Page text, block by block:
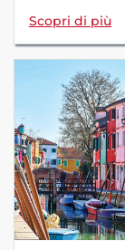
Scopri di più